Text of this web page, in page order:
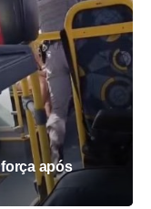
após